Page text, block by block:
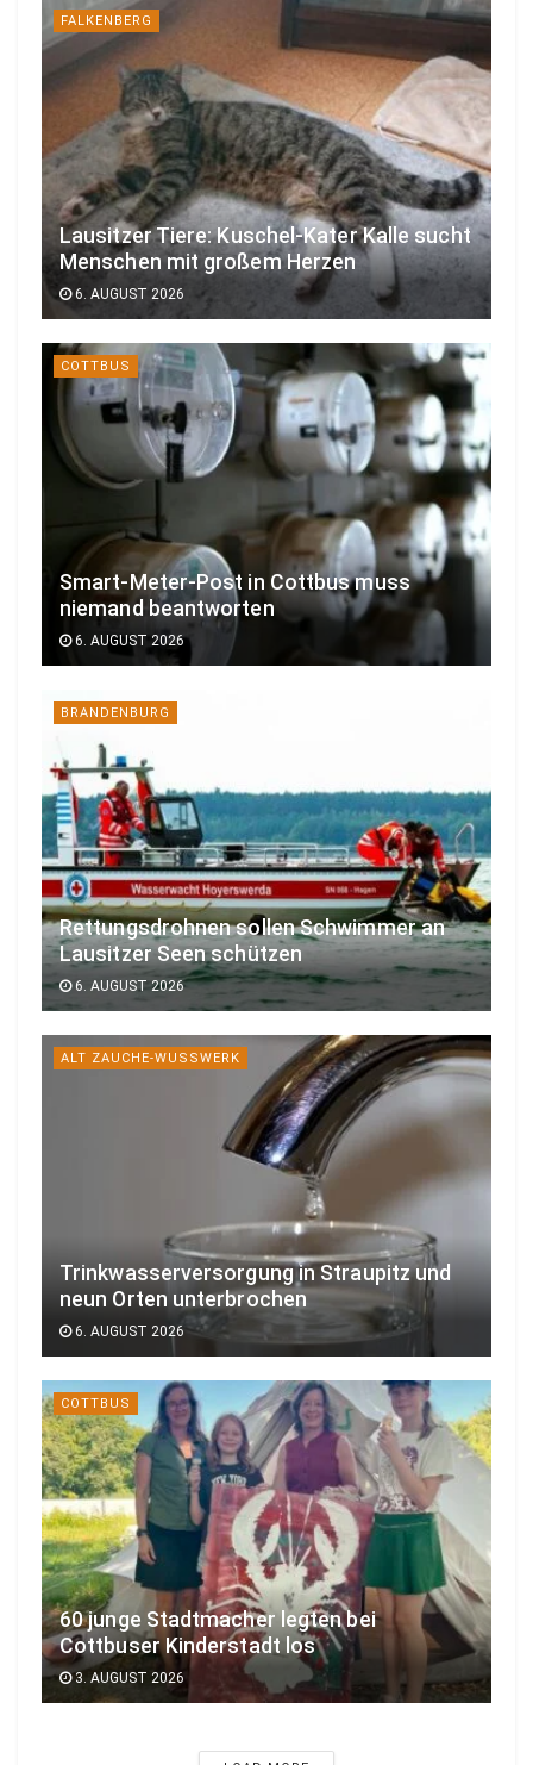
FALKENBERG
Lausitzer Tiere: Kuschel-Kater Kalle sucht
Menschen mit großem Herzen
6. AUGUST 2026
COTTBUS
Smart-Meter-Post in Cottbus muss
niemand beantworten
6. AUGUST 2026
BRANDENBURG
Rettungsdrohnen sollen Schwimmer an
Lausitzer Seen schützen
6. AUGUST 2026
ALT ZAUCHE-WUSSWERK
Trinkwasserversorgung in Straupitz und
neun Orten unterbrochen
6. AUGUST 2026
COTTBUS
60 junge Stadtmacher legten bei
Cottbuser Kinderstadt los
3. AUGUST 2026